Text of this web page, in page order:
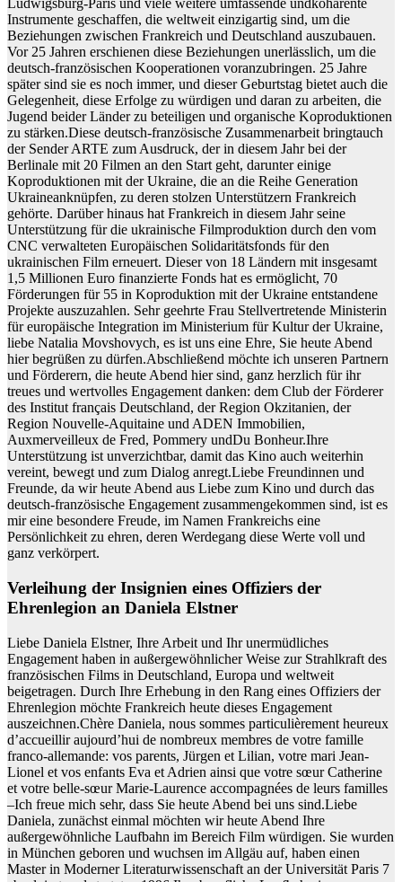
Ludwigsburg-Paris und viele weitere umfassende undkohärente
Instrumente geschaffen, die weltweit einzigartig sind, um die
Beziehungen zwischen Frankreich und Deutschland auszubauen.
Vor 25 Jahren erschienen diese Beziehungen unerlässlich, um die
deutsch-französischen Kooperationen voranzubringen. 25 Jahre
später sind sie es noch immer, und dieser Geburtstag bietet auch die
Gelegenheit, diese Erfolge zu würdigen und daran zu arbeiten, die
Jugend beider Länder zu beteiligen und organische Koproduktionen
zu stärken.Diese deutsch-französische Zusammenarbeit bringtauch
der Sender ARTE zum Ausdruck, der in diesem Jahr bei der
Berlinale mit 20 Filmen an den Start geht, darunter einige
Koproduktionen mit der Ukraine, die an die Reihe Generation
Ukraineanknüpfen, zu deren stolzen Unterstützern Frankreich
gehörte. Darüber hinaus hat Frankreich in diesem Jahr seine
Unterstützung für die ukrainische Filmproduktion durch den vom
CNC verwalteten Europäischen Solidaritätsfonds für den
ukrainischen Film erneuert. Dieser von 18 Ländern mit insgesamt
1,5 Millionen Euro finanzierte Fonds hat es ermöglicht, 70
Förderungen für 55 in Koproduktion mit der Ukraine entstandene
Projekte auszuzahlen. Sehr geehrte Frau Stellvertretende Ministerin
für europäische Integration im Ministerium für Kultur der Ukraine,
liebe Natalia Movshovych, es ist uns eine Ehre, Sie heute Abend
hier begrüßen zu dürfen.Abschließend möchte ich unseren Partnern
und Förderern, die heute Abend hier sind, ganz herzlich für ihr
treues und wertvolles Engagement danken: dem Club der Förderer
des Institut français Deutschland, der Region Okzitanien, der
Region Nouvelle-Aquitaine und ADEN Immobilien,
Auxmerveilleux de Fred, Pommery undDu Bonheur.Ihre
Unterstützung ist unverzichtbar, damit das Kino auch weiterhin
vereint, bewegt und zum Dialog anregt.Liebe Freundinnen und
Freunde, da wir heute Abend aus Liebe zum Kino und durch das
deutsch-französische Engagement zusammengekommen sind, ist es
mir eine besondere Freude, im Namen Frankreichs eine
Persönlichkeit zu ehren, deren Werdegang diese Werte voll und
ganz verkörpert.
Verleihung der Insignien eines Offiziers der
Ehrenlegion an Daniela Elstner
Liebe Daniela Elstner, Ihre Arbeit und Ihr unermüdliches
Engagement haben in außergewöhnlicher Weise zur Strahlkraft des
französischen Films in Deutschland, Europa und weltweit
beigetragen. Durch Ihre Erhebung in den Rang eines Offiziers der
Ehrenlegion möchte Frankreich heute dieses Engagement
auszeichnen.Chère Daniela, nous sommes particulièrement heureux
d’accueillir aujourd’hui de nombreux membres de votre famille
franco-allemande: vos parents, Jürgen et Lilian, votre mari Jean-
Lionel et vos enfants Eva et Adrien ainsi que votre sœur Catherine
et votre belle-sœur Marie-Laurence accompagnées de leurs familles
–Ich freue mich sehr, dass Sie heute Abend bei uns sind.Liebe
Daniela, zunächst einmal möchten wir heute Abend Ihre
außergewöhnliche Laufbahn im Bereich Film würdigen. Sie wurden
in München geboren und wuchsen im Allgäu auf, haben einen
Master in Moderner Literaturwissenschaft an der Universität Paris 7